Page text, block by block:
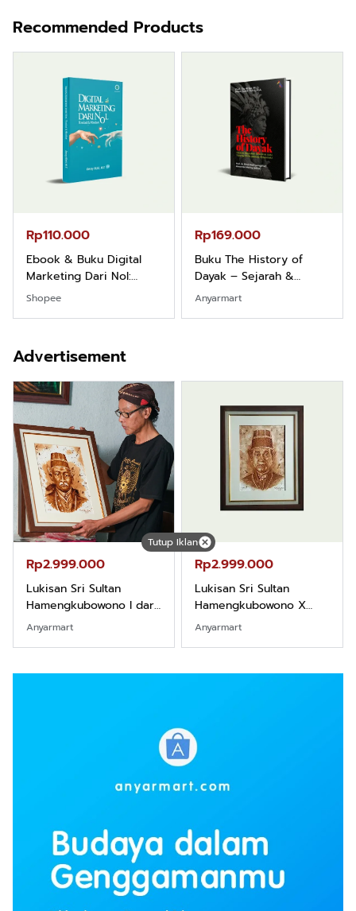
Recommended Products
Rp165.000
Buku Filsafat Dayak
Kajian Komprehensif
Atas Manusia Dayak
Shopee
Rp125.000
Buku Seringai Kunang-
kunang Kumpulan Puisi
Wisnu Pamungkas
Anyarmart
Advertisement
Rp2.999.000
Lukisan Sri Sultan
Hamengkubowono X
dari Kopi Karya Rudi
Winarso
Anyarmart
Rp2.989.000
Lukisan Sri Sultan
Hamengkubowono II dari
Kopi Karya Rudi Winarso
Shopee
Tutup Iklan